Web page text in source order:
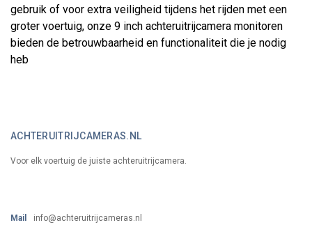
gebruik of voor extra veiligheid tijdens het rijden met een
groter voertuig, onze 9 inch achteruitrijcamera monitoren
bieden de betrouwbaarheid en functionaliteit die je nodig
heb
ACHTERUITRIJCAMERAS.NL
Voor elk voertuig de juiste achteruitrijcamera.
Mail info@achteruitrijcameras.nl